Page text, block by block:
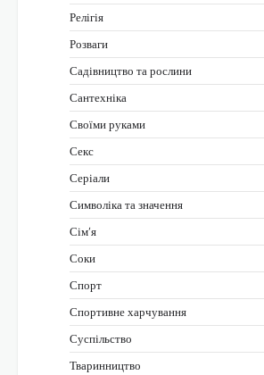
Релігія
Розваги
Садівництво та рослини
Сантехніка
Своїми руками
Секс
Серіали
Символіка та значення
Сім’я
Соки
Спорт
Спортивне харчування
Суспільство
Тваринництво